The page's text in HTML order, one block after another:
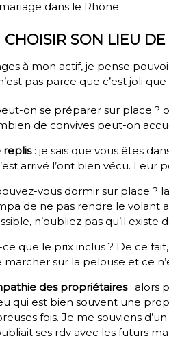
dans le Rhône.
SON LIEU
à mon actif, je pense
pas parce que c’est joli que
on se préparer sur place ?
de convives peut-on
replis : je sais que vous êtes
arrivé l’ont bien vécu.
vous dormir sur place ?
de ne pas rendre le volant
n’oubliez pas qu’il
ce que le prix inclus ? De ce
sur la pelouse et ce
des propriétaires: alors
qui est bien souvent une
fois. Je me souviens
ses rdv avec les futurs